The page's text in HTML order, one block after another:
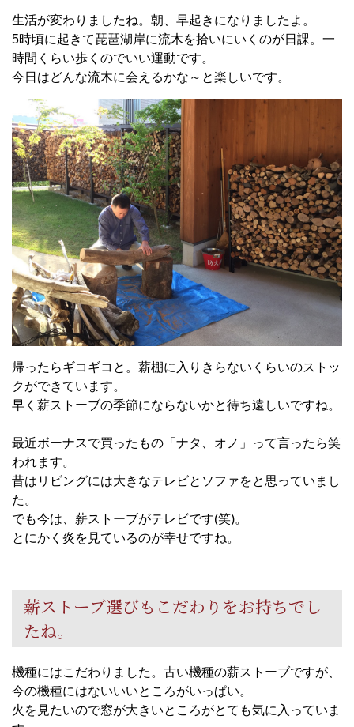
生活が変わりましたね。朝、早起きになりましたよ。
5時頃に起きて琵琶湖岸に流木を拾いにいくのが日課。一
時間くらい歩くのでいい運動です。
今日はどんな流木に会えるかな～と楽しいです。
帰ったらギコギコと。薪棚に入りきらないくらいのストッ
クができています。
早く薪ストーブの季節にならないかと待ち遠しいですね。
最近ボーナスで買ったもの「ナタ、オノ」って言ったら笑
われます。
昔はリビングには大きなテレビとソファをと思っていまし
た。
でも今は、薪ストーブがテレビです(笑)。
とにかく炎を見ているのが幸せですね。
薪ストーブ選びもこだわりをお持ちでし
たね。
機種にはこだわりました。古い機種の薪ストーブですが、
今の機種にはないいいところがいっぱい。
火を見たいので窓が大きいところがとても気に入っていま